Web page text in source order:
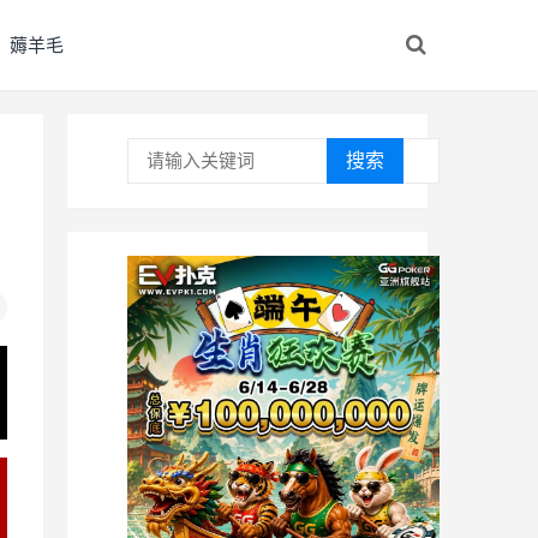
薅羊毛
搜索